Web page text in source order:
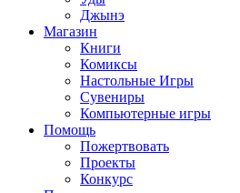
Джынэ
Магазин
Книги
Комиксы
Настольные Игры
Сувениры
Компьютерные игры
Помощь
Пожертвовать
Проекты
Конкурс